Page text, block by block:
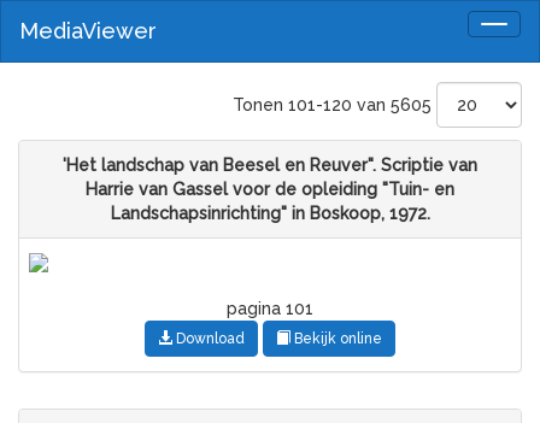
MediaViewer
Tonen 101-120 van 5605
'Het landschap van Beesel en Reuver". Scriptie van
Harrie van Gassel voor de opleiding "Tuin- en
Landschapsinrichting" in Boskoop, 1972.
pagina 101
Download Bekijk online